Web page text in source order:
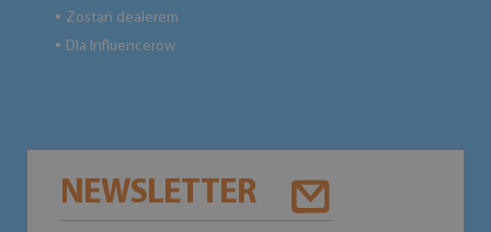
● Zostań dealerem
● Dla Influencerów
NEWSLETTER